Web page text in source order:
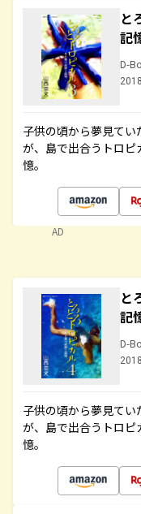
と
記
D-
子供の頃から夢見て
が、島で出合うトロ
憶。
AD
と
記
D-
子供の頃から夢見て
が、島で出合うトロ
憶。